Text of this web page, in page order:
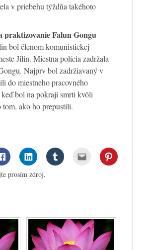
v priebehu týždňa takéhoto
praktizovanie Falun Gongu
bol členom komunistickej
Jilin. Miestna polícia zadržala
Najprv bol zadržiavaný v
do miestneho pracovného
bol na pokraji smrti kvôli
ako ho prepustili.
prosím zdroj.